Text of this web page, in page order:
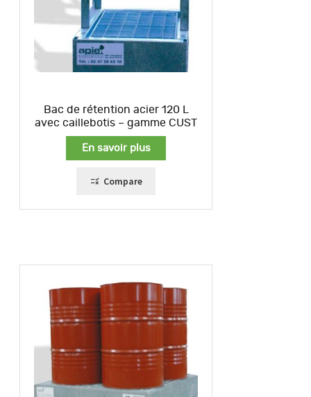
Bac de rétention acier 120 L
avec caillebotis – gamme CUST
En savoir plus
Compare